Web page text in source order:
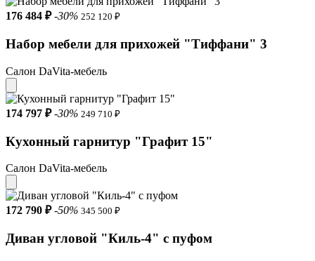
176 484 ₽ -30% 252 120 ₽
Набор мебели для прихожей "Тиффани" 3
Салон DaVita-мебель
174 797 ₽ -30% 249 710 ₽
Кухонный гарнитур "Графит 15"
Салон DaVita-мебель
172 790 ₽ -50% 345 500 ₽
Диван угловой "Киль-4" с пуфом